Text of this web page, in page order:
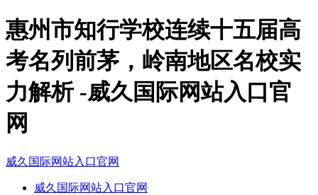
惠州市知行学校连续十五届高
考名列前茅，岭南地区名校实
力解析 -威久国际网站入口官
网
威久国际网站入口官网
威久国际网站入口官网